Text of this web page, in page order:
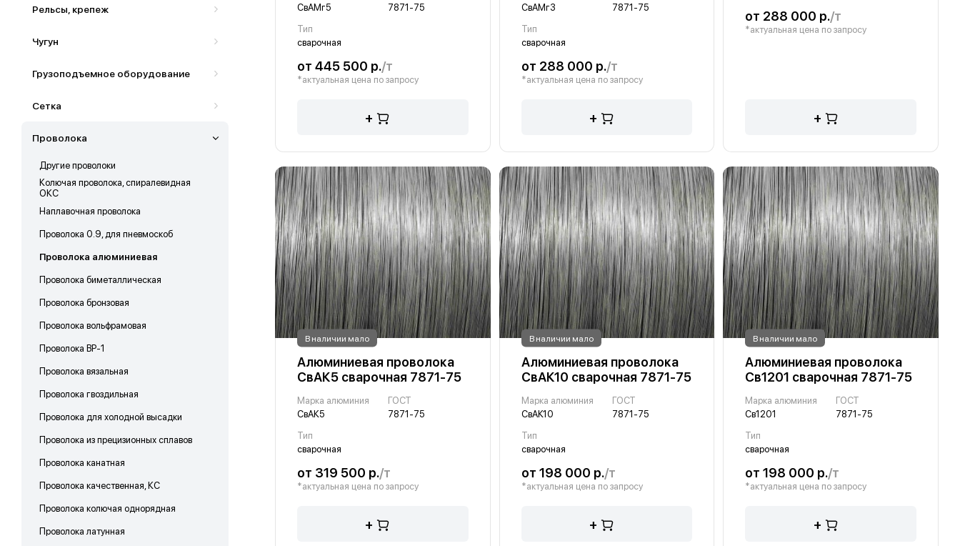
Рельсы, крепеж
Чугун
Грузоподъемное оборудование
Сетка
Проволока
Другие проволоки
Колючая проволока, спиралевидная
ОКС
Наплавочная проволока
Проволока 0.9, для пневмоскоб
Проволока алюминиевая
Проволока биметаллическая
Проволока бронзовая
Проволока вольфрамовая
Проволока ВР-1
Проволока вязальная
Проволока гвоздильная
Проволока для холодной высадки
Проволока из прецизионных сплавов
Проволока канатная
Проволока качественная, КС
Проволока колючая однорядная
Проволока латунная
СвАМг5
7871-75
Тип
сварочная
от 445 500 р./т
*актуальная цена по запросу
+
СвАМг3
7871-75
Тип
сварочная
от 288 000 р./т
*актуальная цена по запросу
+
от 288 000 р./т
*актуальная цена по запросу
+
В наличии мало
Алюминиевая проволока
СвАК5 сварочная 7871-75
Марка алюминия
СвАК5
ГОСТ
7871-75
Тип
сварочная
от 319 500 р./т
*актуальная цена по запросу
+
В наличии мало
Алюминиевая проволока
СвАК10 сварочная 7871-75
Марка алюминия
СвАК10
ГОСТ
7871-75
Тип
сварочная
от 198 000 р./т
*актуальная цена по запросу
+
В наличии мало
Алюминиевая проволока
Св1201 сварочная 7871-75
Марка алюминия
Св1201
ГОСТ
7871-75
Тип
сварочная
от 198 000 р./т
*актуальная цена по запросу
+